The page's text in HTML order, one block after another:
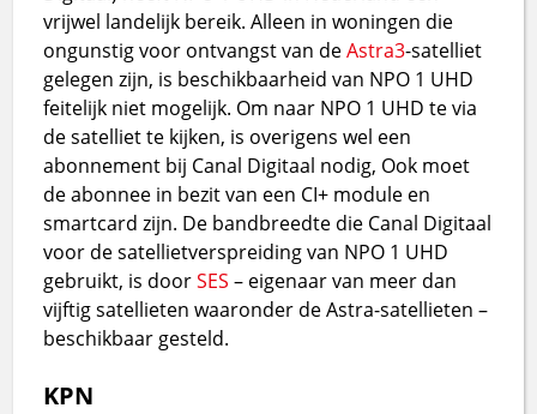
vrijwel landelijk bereik. Alleen in woningen die
ongunstig voor ontvangst van deAstra3-satelliet
gelegen zijn, is beschikbaarheid van NPO 1 UHD
feitelijk niet mogelijk. Om naar NPO 1 UHD te via
de satelliet te kijken, is overigens wel een
abonnement bij Canal Digitaal nodig, Ook moet
de abonnee in bezit van een CI+ module en
smartcard zijn. De bandbreedte die Canal Digitaal
voor de satellietverspreiding van NPO 1 UHD
gebruikt, is doorSES – eigenaar van meer dan
vijftig satellieten waaronder de Astra-satellieten –
beschikbaar gesteld.
KPN